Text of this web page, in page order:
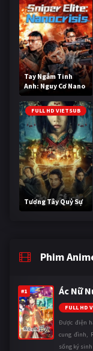
Tay Ngắm Tinh
Anh: Nguy Cơ Nano
FULL HD VIETSUB
Tương Tây Quỷ Sự
Phim
#1 Ác Nữ
FULL HD
Được điện
cung đình,
sống ký